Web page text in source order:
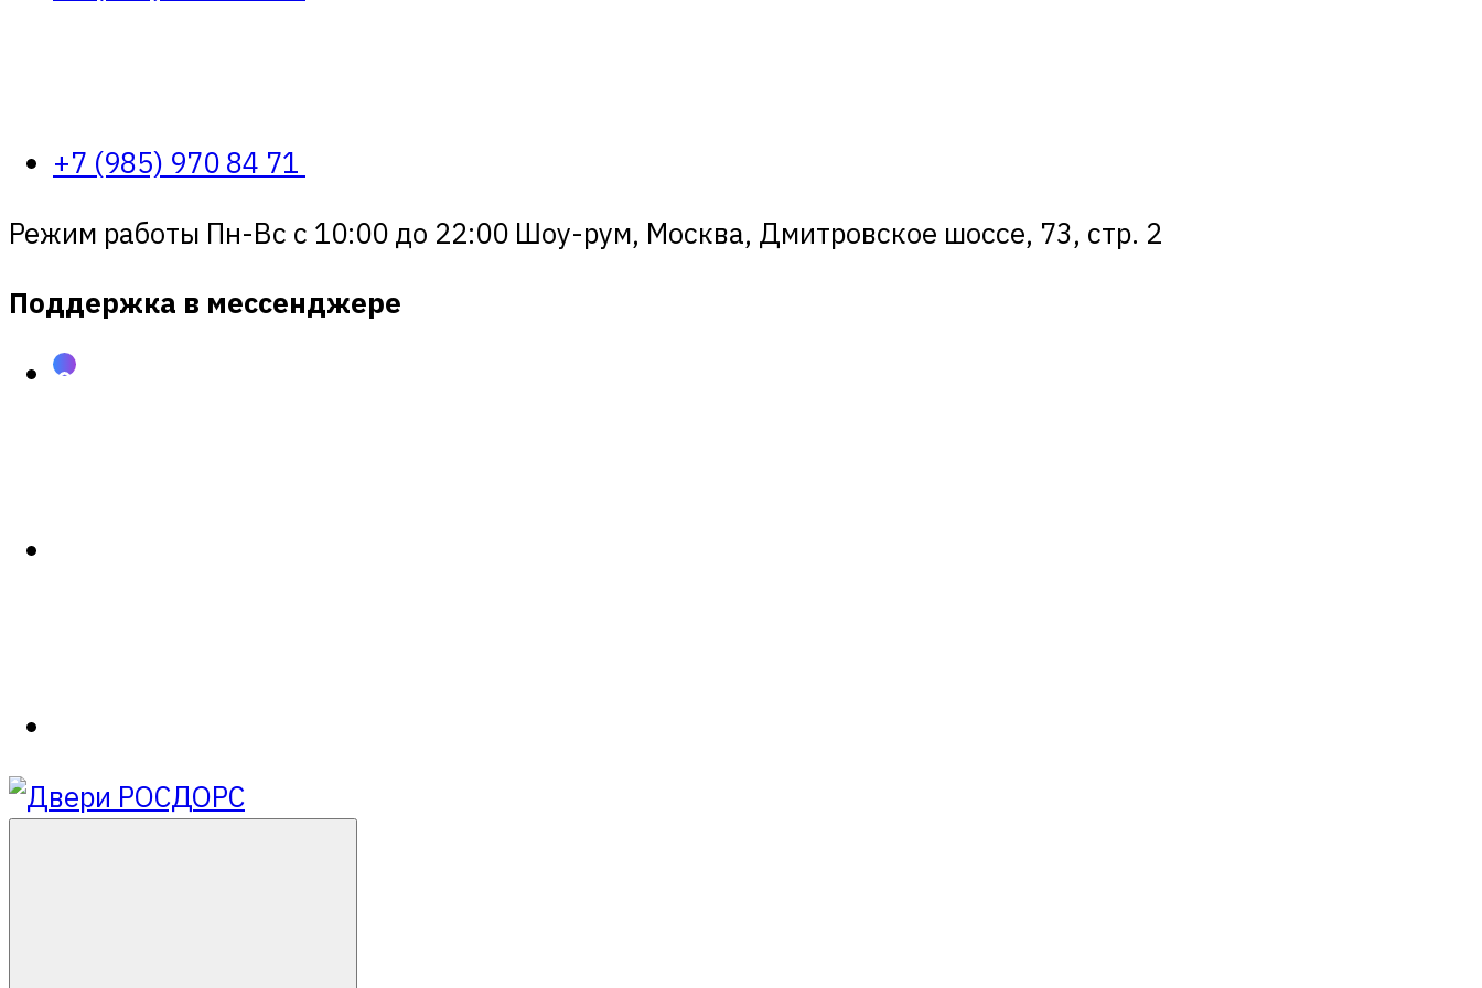
+7 (985) 970 84 71
Режим работы Пн-Вс с 10:00 до 22:00 Шоу-рум, Москва, Дмитровское шоссе, 73, стр. 2
Поддержка в мессенджере